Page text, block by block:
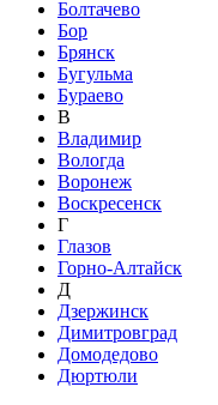
Болтачево
Бор
Брянск
Бугульма
Бураево
В
Владимир
Вологда
Воронеж
Воскресенск
Г
Глазов
Горно-Алтайск
Д
Дзержинск
Димитровград
Домодедово
Дюртюли